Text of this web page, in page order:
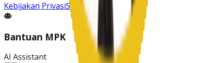
Kebijakan PrivasiSyarat Ketentuan
Bantuan MPK
AI Assistant